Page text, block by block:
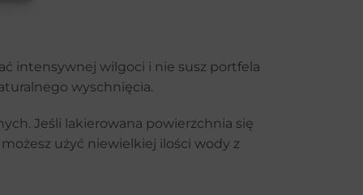
intensywnej wilgoci i nie susz portfela
wyschnięcia.
Jeśli lakierowana powierzchnia się
użyć niewielkiej ilości wody z